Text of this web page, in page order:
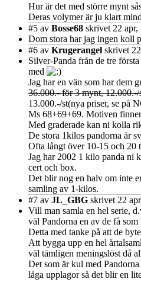
Hur är det med större mynt
Deras volymer är ju klart
#5 av Bosse68 skrivet 22 apr,
Dom stora har jag ingen koll
#6 av Krugerangel skrivet
Silver-Panda från de tre
med
Jag har en vän som har dem
36.000.- för 3 mynt, 12.000.-/
13.000.-/st(nya priser, se på
Ms 68+69+69. Motiven
Med graderade kan ni kolla
De stora 1kilos pandorna är
Ofta långt över 10-15 och 20
Jag har 2002 1 kilo panda ni
cert och box.
Det blir nog en halv om inte
samling av 1-kilos.
#7 av JL_GBG skrivet 22
Vill man samla en hel serie,
väl Pandorna en av de få
Detta med tanke på att de
Att bygga upp en hel
väl tämligen meningslöst då
Det som är kul med
låga upplagor så det blir en